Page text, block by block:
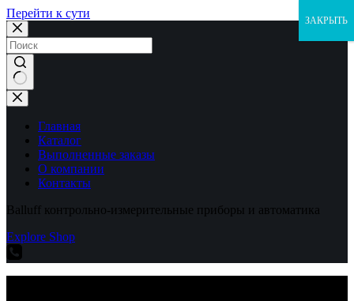
Перейти к сути
Ничего
не
найденоГлавная
Каталог
Выполненные заказы
О компании
Контакты
Balluff контрольно-измерительные приборы и автоматика
Explore Shop
ЗАКРЫТЬ